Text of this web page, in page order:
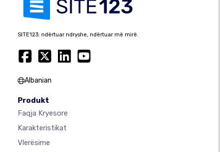
SITE123: ndërtuar ndryshe, ndërtuar më mirë.
Albanian
Produkt
Faqja Kryesore
Karakteristikat
Vlerësime